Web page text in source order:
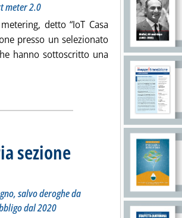
meter 2.0
detto “IoT Casa
presso un selezionato
hanno sottoscritto una
Acotel nuovo dispositivo IoT per clienti
sezione
I big con più di 300mila punti dovranno pubblicarla
salvo deroghe da
dal 2020